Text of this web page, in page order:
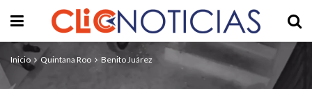
Inicio Quintana Roo Benito Juárez